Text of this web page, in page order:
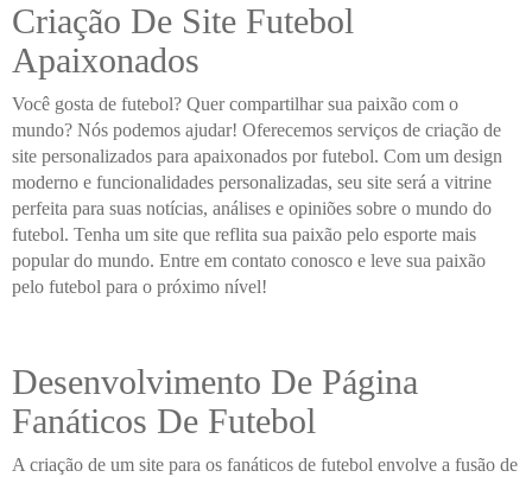
Criação De Site Futebol
Apaixonados
Você gosta de futebol? Quer compartilhar sua paixão com o
mundo? Nós podemos ajudar! Oferecemos serviços de criação de
site personalizados para apaixonados por futebol. Com um design
moderno e funcionalidades personalizadas, seu site será a vitrine
perfeita para suas notícias, análises e opiniões sobre o mundo do
futebol. Tenha um site que reflita sua paixão pelo esporte mais
popular do mundo. Entre em contato conosco e leve sua paixão
pelo futebol para o próximo nível!
Desenvolvimento De Página
Fanáticos De Futebol
A criação de um site para os fanáticos de futebol envolve a fusão de